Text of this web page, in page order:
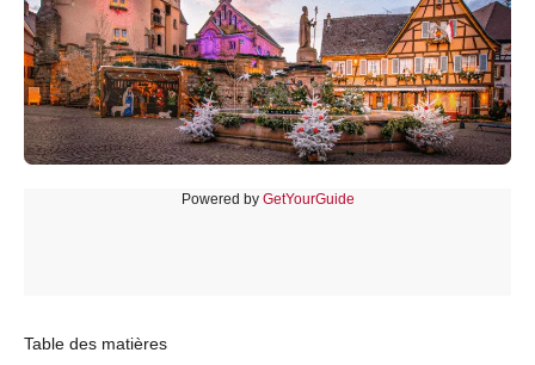
Powered by GetYourGuide
Table des matières